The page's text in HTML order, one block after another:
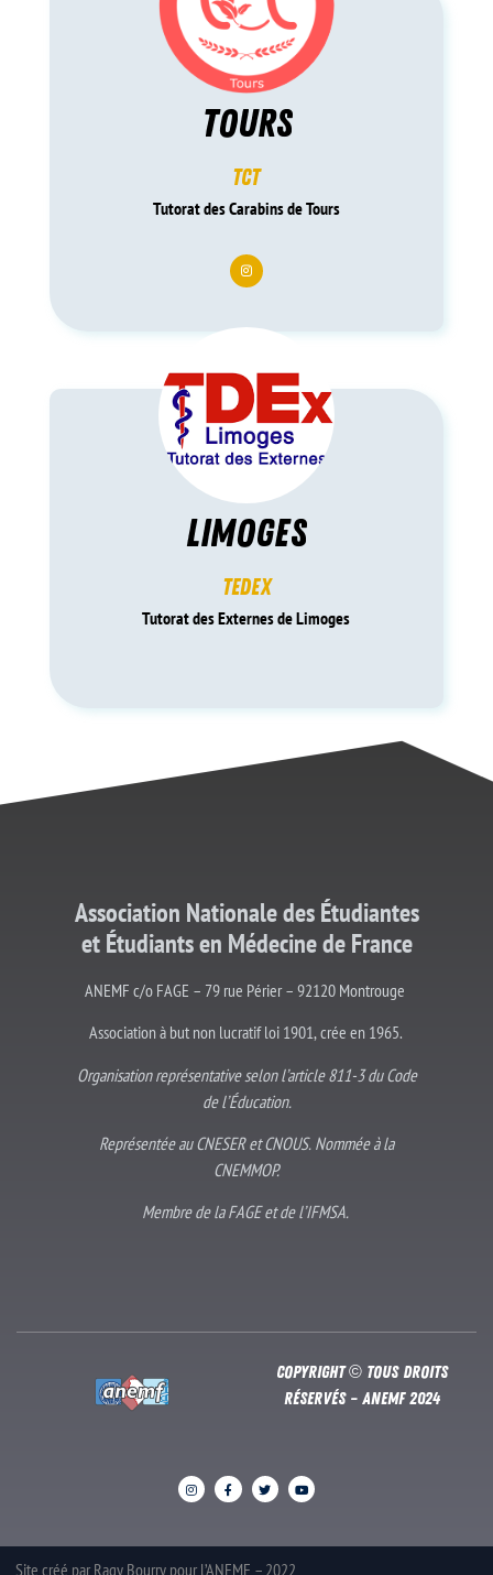
tours
tct
Tutorat des Carabins de Tours
limoges
tedex
Tutorat des Externes de Limoges
Association Nationale des Étudiantes
etÉtudiantsen Médecine de France
ANEMF c/o FAGE – 79 rue Périer – 92120 Montrouge
Association à but non lucratif loi 1901, crée en 1965.
Organisation représentative selon l’article 811-3 du Code
de l’Éducation.
Représentée au CNESER et CNOUS. Nommée à la
CNEMMOP.
Membre de la FAGE et de l’IFMSA.
Copyright © Tous droits
réservés – Anemf 2024
Site créé par Ragy Bourry pour l’ANEMF – 2022